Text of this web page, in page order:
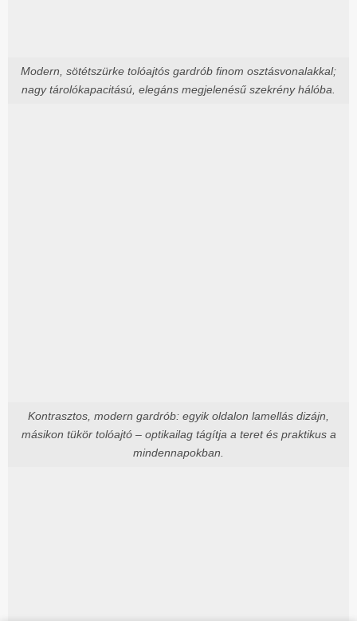
Modern, sötétszürke tolóajtós gardrób finom osztásvonalakkal;
nagy tárolókapacitású, elegáns megjelenésű szekrény hálóba.
Kontrasztos, modern gardrób: egyik oldalon lamellás dizájn,
másikon tükör tolóajtó – optikailag tágítja a teret és praktikus a
mindennapokban.